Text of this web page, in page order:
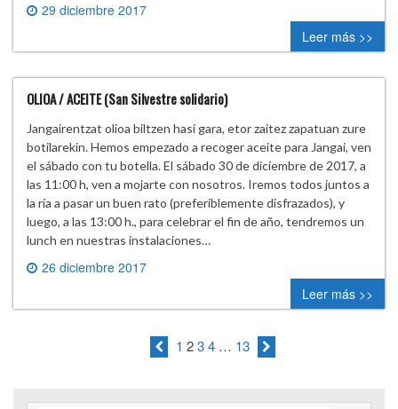
29 diciembre 2017
0 comment
Leer más >>
OLIOA / ACEITE (San Silvestre solidario)
Jangairentzat olioa biltzen hasi gara, etor zaitez zapatuan zure
botilarekin. Hemos empezado a recoger aceite para Jangai, ven
el sábado con tu botella. El sábado 30 de diciembre de 2017, a
las 11:00 h, ven a mojarte con nosotros. Iremos todos juntos a
la ría a pasar un buen rato (preferiblemente disfrazados), y
luego, a las 13:00 h., para celebrar el fin de año, tendremos un
lunch en nuestras instalaciones…
26 diciembre 2017
0 comment
Leer más >>
1 2 3 4 … 13